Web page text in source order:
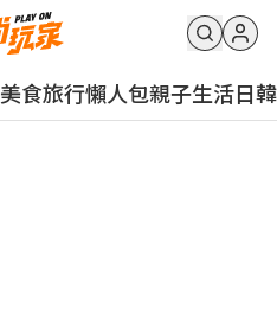
美食旅行懶人包親子生活日韓